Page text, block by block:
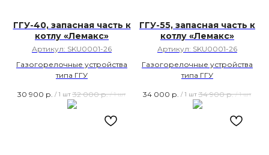
ГГУ-40, запасная часть к
котлу «Лемакс»
Артикул: SKU0001-26
Газогорелочные устройства
типа ГГУ
30 900 р. / 1 шт 32 000 р. / 1 шт
ГГУ-55, запасная часть к
котлу «Лемакс»
Артикул: SKU0001-26
Газогорелочные устройства
типа ГГУ
34 000 р. / 1 шт 34 900 р. / 1 шт